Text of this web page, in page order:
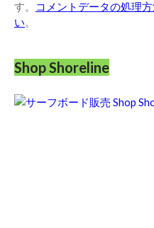
す。
コメントデータの処理
い。
Shop Shoreline